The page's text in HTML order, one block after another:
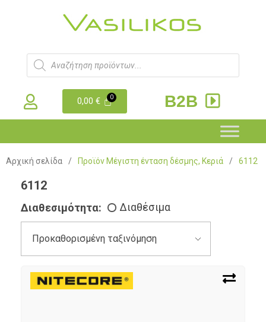
0,00€ B2B
Αρχική σελίδα / Προϊόν Μέγιστη ένταση δέσμης, Κεριά / 6112
6112
Διαθεσιμότητα: Διαθέσιμα